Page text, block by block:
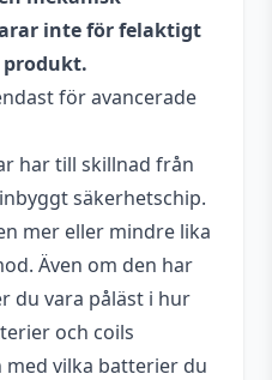
inte för felaktigt
produkt.
för avancerade
har till skillnad från
säkerhetschip.
mer eller mindre lika
Även om den har
du vara påläst i hur
och coils
vilka batterier du